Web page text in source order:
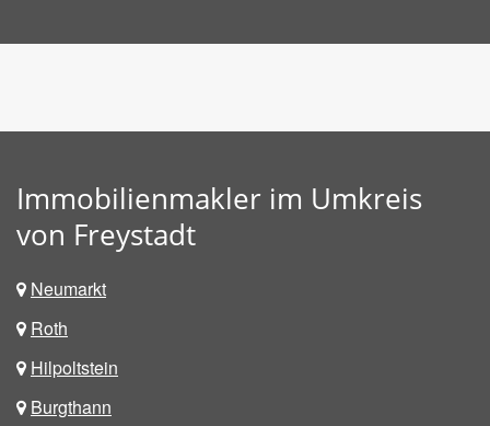
Immobilienmakler im Umkreis
von Freystadt
Neumarkt
Roth
Hilpoltstein
Burgthann